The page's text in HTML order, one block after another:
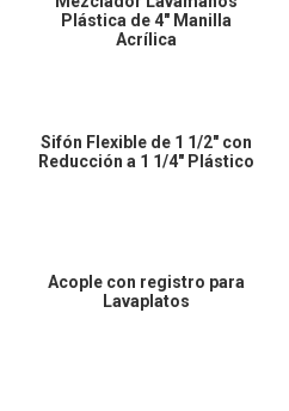
Plástica de 4″ Manilla
Acrílica
Sifón Flexible de 1 1/2″ con
Reducción a 1 1/4″ Plástico
Acople con registro para
Lavaplatos